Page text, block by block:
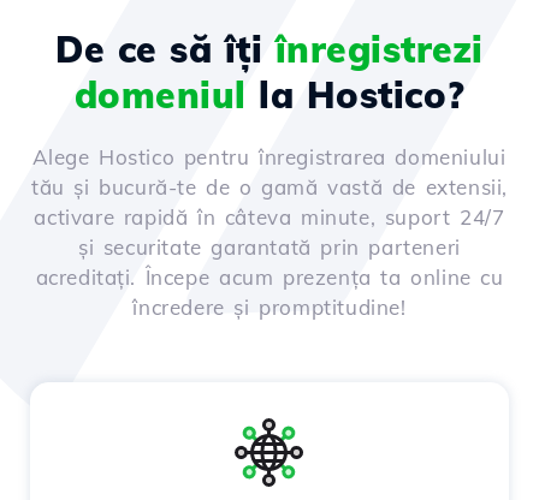
De ce să îțiînregistrezi
domeniul la Hostico?
Alege Hostico pentru înregistrarea domeniului
tău și bucură-te de o gamă vastă de extensii,
activare rapidă în câteva minute, suport 24/7
și securitate garantată prin parteneri
acreditați. Începe acum prezența ta online cu
încredere și promptitudine!